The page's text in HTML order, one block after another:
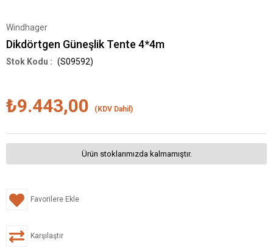
Windhager
Dikdörtgen Güneşlik Tente 4*4m
(S09592)
₺9.443,00 (KDV Dahil)
Ürün stoklarımızda kalmamıştır.
Favorilere Ekle
Karşılaştır